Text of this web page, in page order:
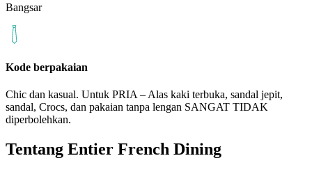
Bangsar
Kode berpakaian
Chic dan kasual. Untuk PRIA – Alas kaki terbuka, sandal jepit,
sandal, Crocs, dan pakaian tanpa lengan SANGAT TIDAK
diperbolehkan.
Tentang Entier French Dining